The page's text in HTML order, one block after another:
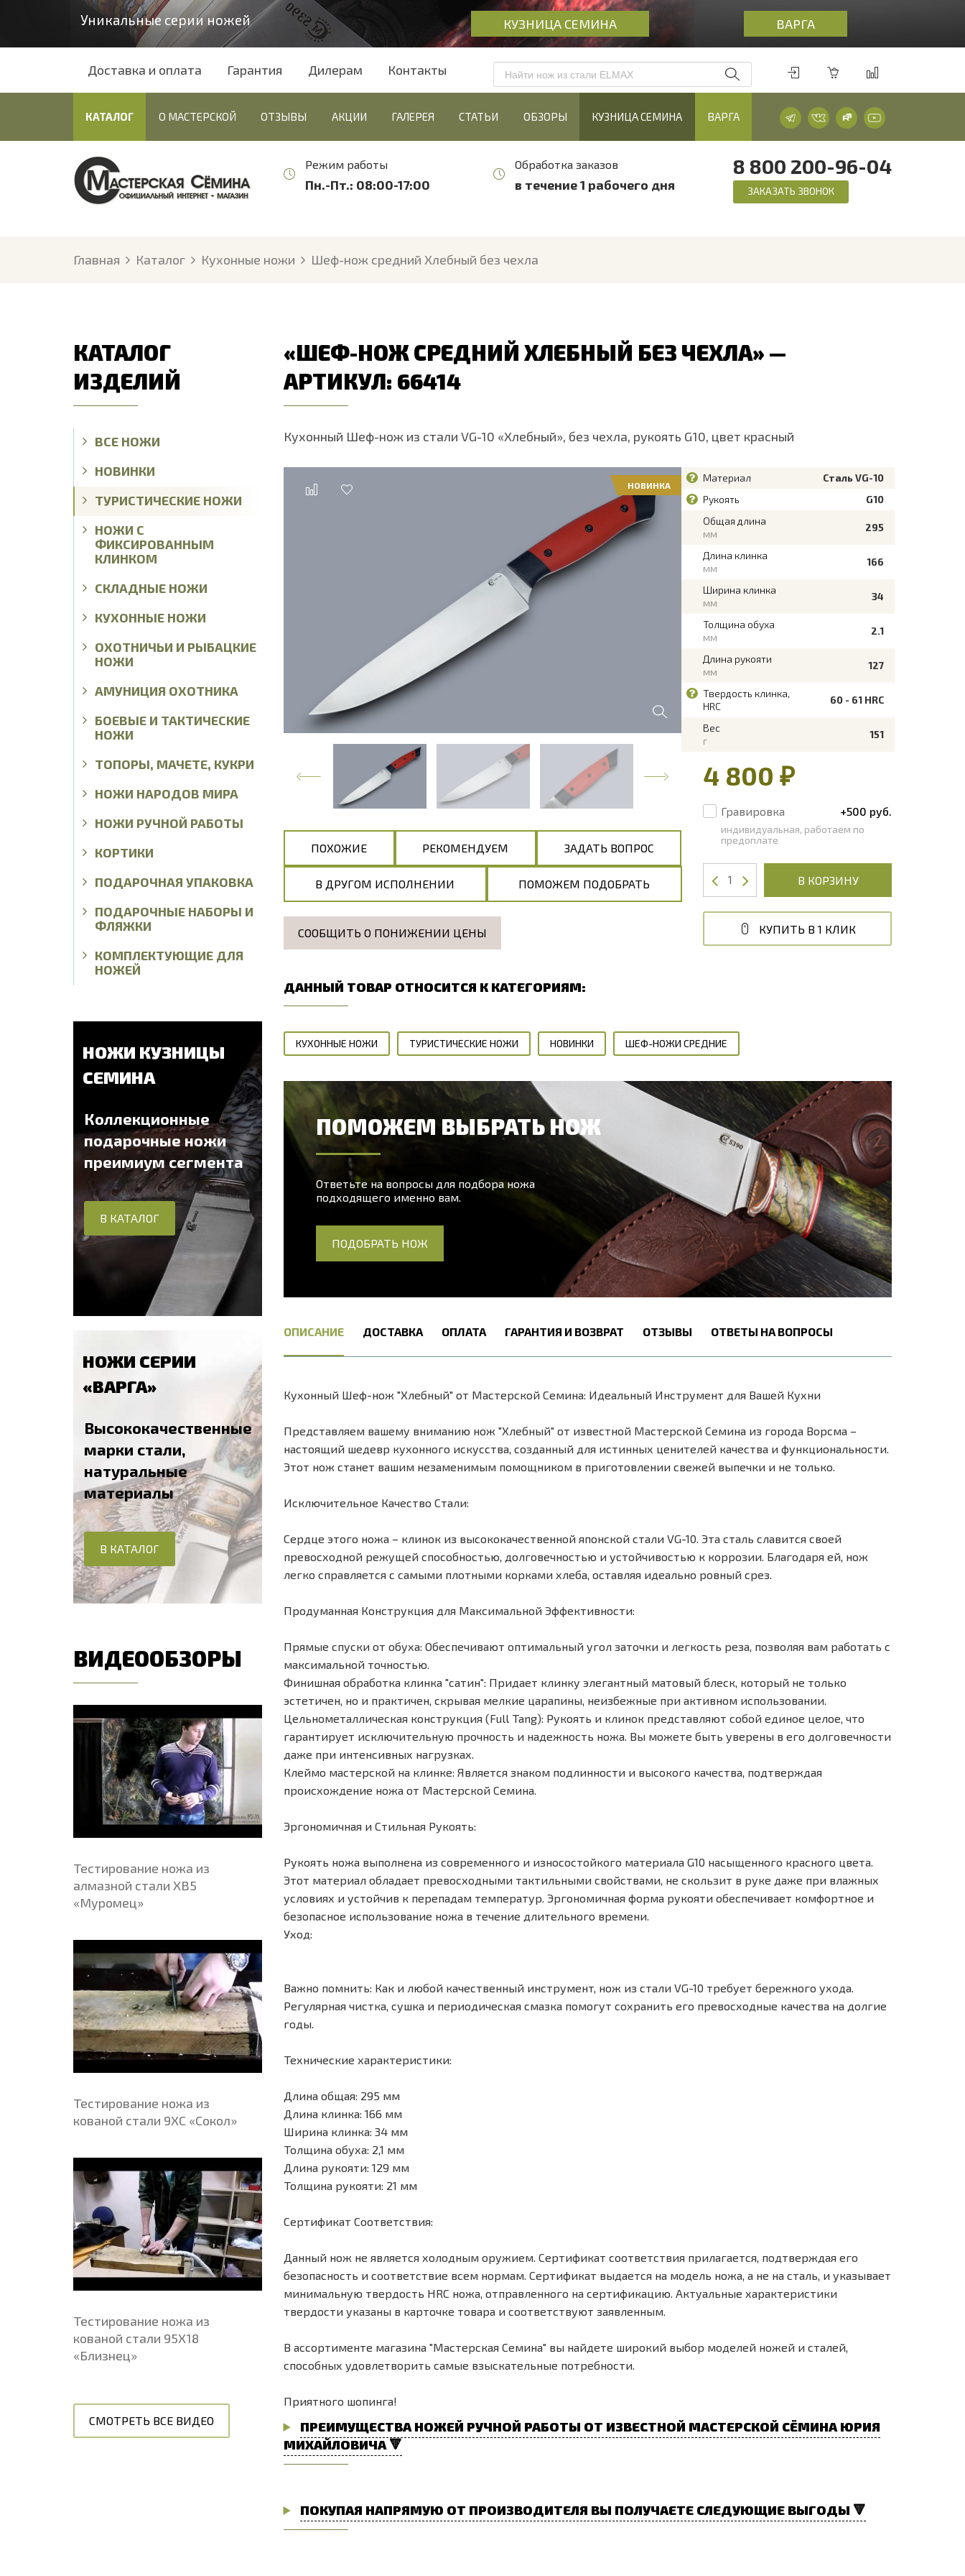
Уникальные серии ножей КУЗНИЦА СЕМИНА ВАРГА
Доставка и оплата Гарантия Дилерам Контакты
КАТАЛОГ О МАСТЕРСКОЙ ОТЗЫВЫ АКЦИИ ГАЛЕРЕЯ СТАТЬИ ОБЗОРЫ КУЗНИЦА СЕМИНА ВАРГА
Режим работы
Пн.-Пт.: 08:00-17:00
Обработка заказов
в течение 1 рабочего дня
8 800 200-96-04
ЗАКАЗАТЬ ЗВОНОК
Главная Каталог Кухонные ножи Шеф-нож средний Хлебный без чехла
«ШЕФ-НОЖ СРЕДНИЙ ХЛЕБНЫЙ БЕЗ ЧЕХЛА» —
АРТИКУЛ: 66414
Кухонный Шеф-нож из стали VG-10 «Хлебный», без чехла, рукоять G10, цвет красный
НОВИНКА
ПОХОЖИЕ РЕКОМЕНДУЕМ ЗАДАТЬ ВОПРОС
В ДРУГОМ ИСПОЛНЕНИИ ПОМОЖЕМ ПОДОБРАТЬ
СООБЩИТЬ О ПОНИЖЕНИИ ЦЕНЫ
Материал
Сталь VG-10
Рукоять
G10
Общая длина
мм
295
Длина клинка
мм
166
Ширина клинка
мм
34
Толщина обуха
мм
2.1
Длина рукояти
мм
127
Твердость клинка,
HRC
60 - 61 HRC
Вес
г
151
4 800 ₽
Гравировка +500 руб.
индивидуальная, работаем по
предоплате
В КОРЗИНУ
КУПИТЬ В 1 КЛИК
ДАННЫЙ ТОВАР ОТНОСИТСЯ К КАТЕГОРИЯМ:
КУХОННЫЕ НОЖИ ТУРИСТИЧЕСКИЕ НОЖИ НОВИНКИ ШЕФ-НОЖИ СРЕДНИЕ
ПОМОЖЕМ ВЫБРАТЬ НОЖ
Ответьте на вопросы для подбора ножа
подходящего именно вам.
ПОДОБРАТЬ НОЖ
ОПИСАНИЕ ДОСТАВКА ОПЛАТА ГАРАНТИЯ И ВОЗВРАТ ОТЗЫВЫ ОТВЕТЫ НА ВОПРОСЫ
Кухонный Шеф-нож "Хлебный" от Мастерской Семина: Идеальный Инструмент для Вашей Кухни
Представляем вашему вниманию нож "Хлебный" от известной Мастерской Семина из города Ворсма –
настоящий шедевр кухонного искусства, созданный для истинных ценителей качества и функциональности.
Этот нож станет вашим незаменимым помощником в приготовлении свежей выпечки и не только.
Исключительное Качество Стали:
Сердце этого ножа – клинок из высококачественной японской стали VG-10. Эта сталь славится своей
превосходной режущей способностью, долговечностью и устойчивостью к коррозии. Благодаря ей, нож
легко справляется с самыми плотными корками хлеба, оставляя идеально ровный срез.
Продуманная Конструкция для Максимальной Эффективности:
Прямые спуски от обуха: Обеспечивают оптимальный угол заточки и легкость реза, позволяя вам работать с
максимальной точностью.
Финишная обработка клинка "сатин": Придает клинку элегантный матовый блеск, который не только
эстетичен, но и практичен, скрывая мелкие царапины, неизбежные при активном использовании.
Цельнометаллическая конструкция (Full Tang): Рукоять и клинок представляют собой единое целое, что
гарантирует исключительную прочность и надежность ножа. Вы можете быть уверены в его долговечности
даже при интенсивных нагрузках.
Клеймо мастерской на клинке: Является знаком подлинности и высокого качества, подтверждая
происхождение ножа от Мастерской Семина.
Эргономичная и Стильная Рукоять:
Рукоять ножа выполнена из современного и износостойкого материала G10 насыщенного красного цвета.
Этот материал обладает превосходными тактильными свойствами, не скользит в руке даже при влажных
условиях и устойчив к перепадам температур. Эргономичная форма рукояти обеспечивает комфортное и
безопасное использование ножа в течение длительного времени.
Уход:
Важно помнить: Как и любой качественный инструмент, нож из стали VG-10 требует бережного ухода.
Регулярная чистка, сушка и периодическая смазка помогут сохранить его превосходные качества на долгие
годы.
Технические характеристики:
Длина общая: 295 мм
Длина клинка: 166 мм
Ширина клинка: 34 мм
Толщина обуха: 2,1 мм
Длина рукояти: 129 мм
Толщина рукояти: 21 мм
Сертификат Соответствия:
Данный нож не является холодным оружием. Сертификат соответствия прилагается, подтверждая его
безопасность и соответствие всем нормам. Сертификат выдается на модель ножа, а не на сталь, и указывает
минимальную твердость HRC ножа, отправленного на сертификацию. Актуальные характеристики
твердости указаны в карточке товара и соответствуют заявленным.
В ассортименте магазина "Мастерская Семина" вы найдете широкий выбор моделей ножей и сталей,
способных удовлетворить самые взыскательные потребности.
Приятного шопинга!
ПРЕИМУЩЕСТВА НОЖЕЙ РУЧНОЙ РАБОТЫ ОТ ИЗВЕСТНОЙ МАСТЕРСКОЙ СЁМИНА ЮРИЯ
МИХАЙЛОВИЧА 🔻
ПОКУПАЯ НАПРЯМУЮ ОТ ПРОИЗВОДИТЕЛЯ ВЫ ПОЛУЧАЕТЕ СЛЕДУЮЩИЕ ВЫГОДЫ 🔻
КАТАЛОГ
ИЗДЕЛИЙ
ВСЕ НОЖИ
НОВИНКИ
ТУРИСТИЧЕСКИЕ НОЖИ
НОЖИ С
ФИКСИРОВАННЫМ
КЛИНКОМ
СКЛАДНЫЕ НОЖИ
КУХОННЫЕ НОЖИ
ОХОТНИЧЬИ И РЫБАЦКИЕ
НОЖИ
АМУНИЦИЯ ОХОТНИКА
БОЕВЫЕ И ТАКТИЧЕСКИЕ
НОЖИ
ТОПОРЫ, МАЧЕТЕ, КУКРИ
НОЖИ НАРОДОВ МИРА
НОЖИ РУЧНОЙ РАБОТЫ
КОРТИКИ
ПОДАРОЧНАЯ УПАКОВКА
ПОДАРОЧНЫЕ НАБОРЫ И
ФЛЯЖКИ
КОМПЛЕКТУЮЩИЕ ДЛЯ
НОЖЕЙ
НОЖИ КУЗНИЦЫ
СЕМИНА
Коллекционные
подарочные ножи
преимиум сегмента
В КАТАЛОГ
НОЖИ СЕРИИ
«ВАРГА»
Высококачественные
марки стали,
натуральные
материалы
В КАТАЛОГ
ВИДЕООБЗОРЫ
Тестирование ножа из
алмазной стали ХВ5
«Муромец»
Тестирование ножа из
кованой стали 9ХС «Сокол»
Тестирование ножа из
кованой стали 95Х18
«Близнец»
СМОТРЕТЬ ВСЕ ВИДЕО